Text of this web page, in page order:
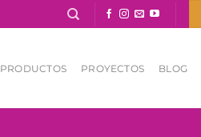
PRODUCTOS PROYECTOS BLOG